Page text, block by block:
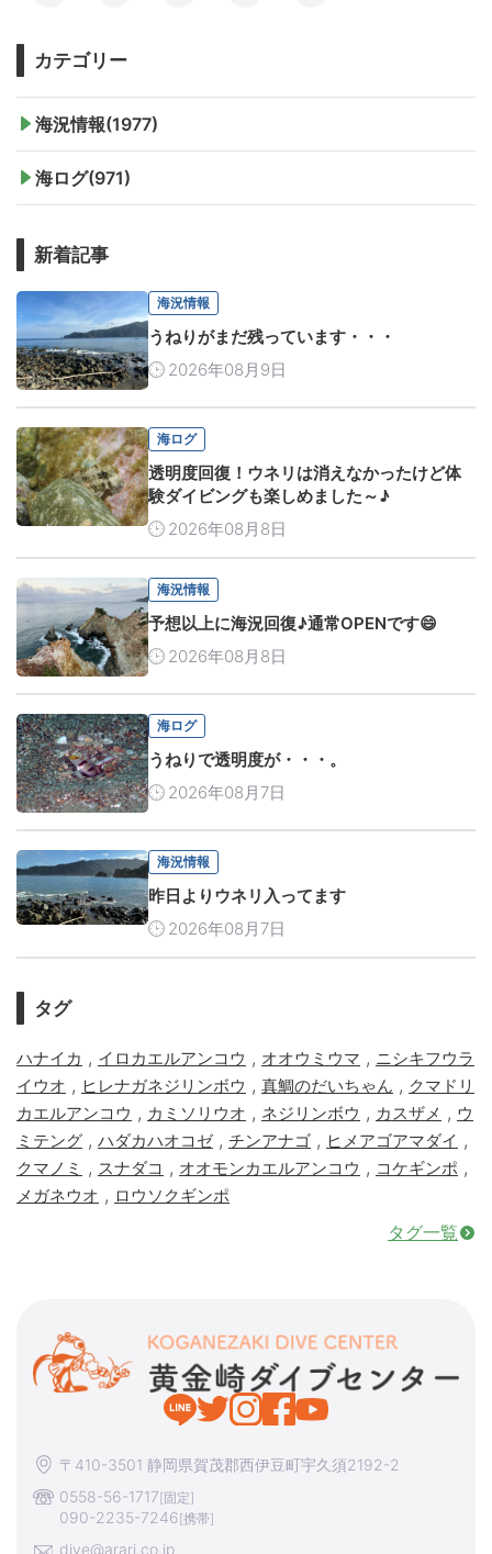
カテゴリー
海況情報(1977)
海ログ(971)
新着記事
海況情報
うねりがまだ残っています・・・
2026年08月9日
海ログ
透明度回復！ウネリは消えなかったけど体
験ダイビングも楽しめました～♪
2026年08月8日
海況情報
予想以上に海況回復♪通常OPENです😄
2026年08月8日
海ログ
うねりで透明度が・・・。
2026年08月7日
海況情報
昨日よりウネリ入ってます
2026年08月7日
タグ
ハナイカ , イロカエルアンコウ , オオウミウマ , ニシキフウラ
イウオ , ヒレナガネジリンボウ , 真鯛のだいちゃん , クマドリ
カエルアンコウ , カミソリウオ , ネジリンボウ , カスザメ , ウ
ミテング , ハダカハオコゼ, チンアナゴ , ヒメアゴアマダイ ,
クマノミ , スナダコ , オオモンカエルアンコウ , コケギンポ ,
メガネウオ , ロウソクギンポ
タグ一覧
〒410-3501 静岡県賀茂郡西伊豆町宇久須2192-2
0558-56-1717[固定]
090-2235-7246[携帯]
dive@arari.co.jp